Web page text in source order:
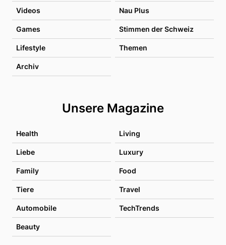
Videos Nau Plus
Games Stimmen der Schweiz
Lifestyle Themen
Archiv
Unsere Magazine
Health Living
Liebe Luxury
Family Food
Tiere Travel
Automobile TechTrends
Beauty